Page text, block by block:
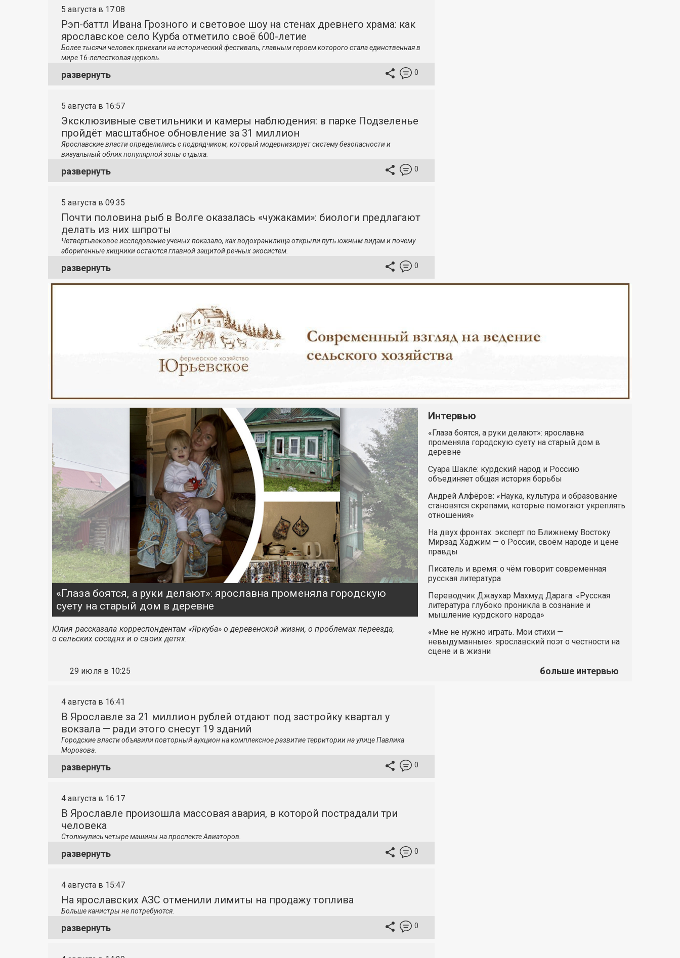
5 августа в 17:08
Рэп-баттл Ивана Грозного и световое шоу на стенах древнего храма: как
ярославское село Курба отметило своё 600-летие
Более тысячи человек приехали на исторический фестиваль, главным героем которого стала единственная в
мире 16-лепестковая церковь.
развернуть 0
5 августа в 16:57
Эксклюзивные светильники и камеры наблюдения: в парке Подзеленье
пройдёт масштабное обновление за 31 миллион
Ярославские власти определились с подрядчиком, который модернизирует систему безопасности и
визуальный облик популярной зоны отдыха.
развернуть 0
5 августа в 09:35
Почти половина рыб в Волге оказалась «чужаками»: биологи предлагают
делать из них шпроты
Четвертьвековое исследование учёных показало, как водохранилища открыли путь южным видам и почему
аборигенные хищники остаются главной защитой речных экосистем.
развернуть 0
«Глаза боятся, а руки делают»: ярославна променяла городскую
суету на старый дом в деревне
Юлия рассказала корреспондентам «Яркуба» о деревенской жизни, о проблемах переезда,
о сельских соседях и о своих детях.
29 июля в 10:25
Интервью
«Глаза боятся, а руки делают»: ярославна
променяла городскую суету на старый дом в
деревне
Суара Шакле: курдский народ и Россию
объединяет общая история борьбы
Андрей Алфёров: «Наука, культура и образование
становятся скрепами, которые помогают укреплять
отношения»
На двух фронтах: эксперт по Ближнему Востоку
Мирзад Хаджим — о России, своём народе и цене
правды
Писатель и время: о чём говорит современная
русская литература
Переводчик Джаухар Махмуд Дарага: «Русская
литература глубоко проникла в сознание и
мышление курдского народа»
«Мне не нужно играть. Мои стихи —
невыдуманные»: ярославский поэт о честности на
сцене и в жизни
больше интервью
4 августа в 16:41
В Ярославле за 21 миллион рублей отдают под застройку квартал у
вокзала — ради этого снесут 19 зданий
Городские власти объявили повторный аукцион на комплексное развитие территории на улице Павлика
Морозова.
развернуть 0
4 августа в 16:17
В Ярославле произошла массовая авария, в которой пострадали три
человека
Столкнулись четыре машины на проспекте Авиаторов.
развернуть 0
4 августа в 15:47
На ярославских АЗС отменили лимиты на продажу топлива
Больше канистры не потребуются.
развернуть 0